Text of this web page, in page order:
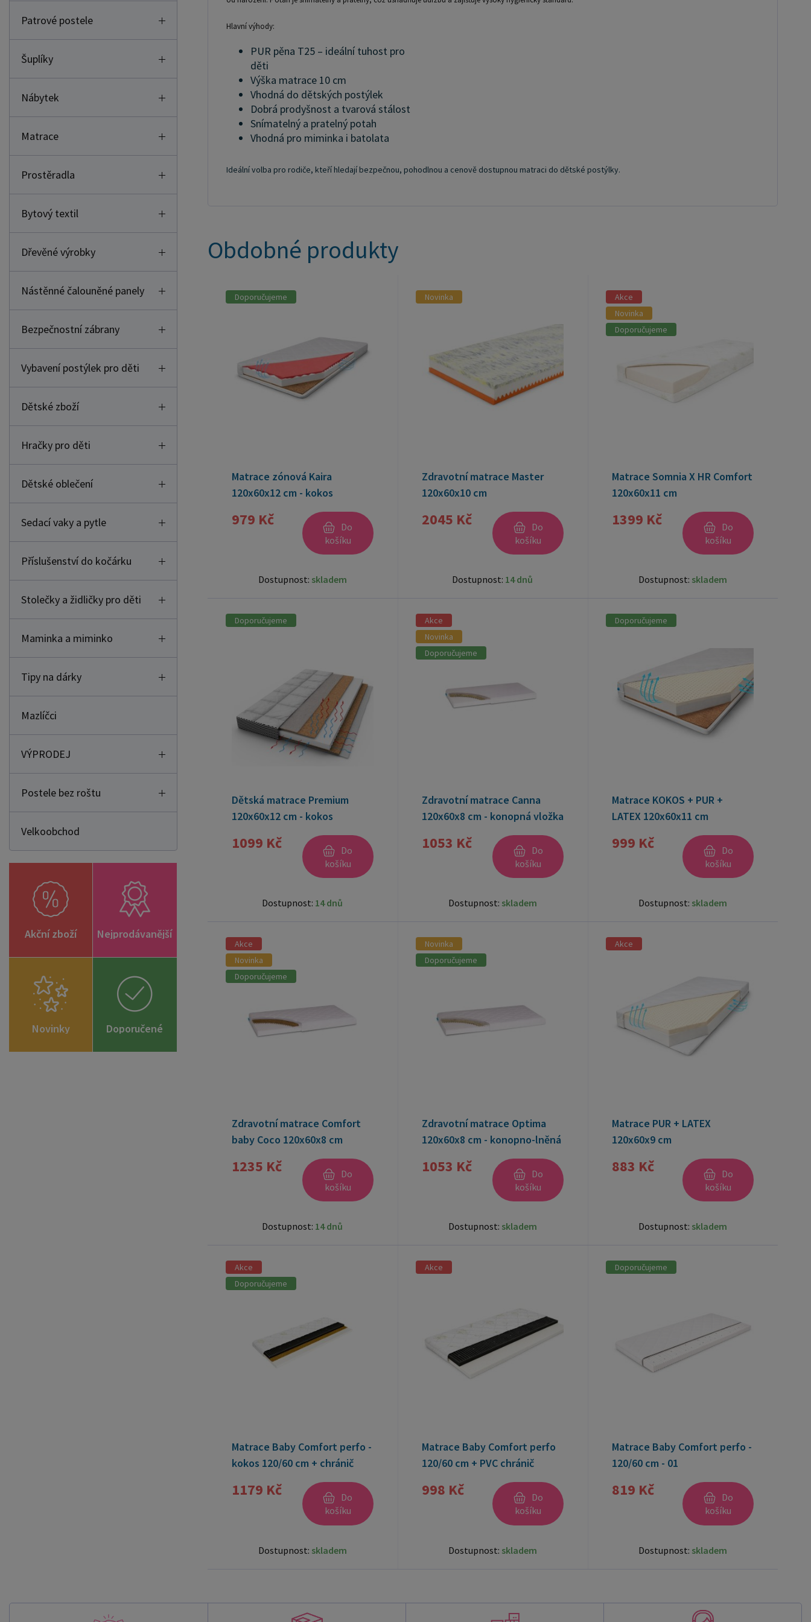
Patrové postele
Šuplíky
Nábytek
Matrace
Prostěradla
Bytový textil
Dřevěné výrobky
Nástěnné čalouněné panely
Bezpečnostní zábrany
Vybavení postýlek pro děti
Dětské zboží
Hračky pro děti
Dětské oblečení
Sedací vaky a pytle
Příslušenství do kočárku
Stolečky a židličky pro děti
Maminka a miminko
Tipy na dárky
Mazlíčci
VÝPRODEJ
Postele bez roštu
Velkoobchod
Akční zboží Nejprodávanější
Novinky
Doporučené
zboží
Hlavní výhody:
PUR pěna T25 – ideální tuhost pro
děti
Výška matrace 10 cm
Vhodná do dětských postýlek
Dobrá prodyšnost a tvarová stálost
Snímatelný a pratelný potah
Vhodná pro miminka i batolata
Ideální volba pro rodiče, kteří hledají bezpečnou, pohodlnou a cenově dostupnou matraci do dětské postýlky.
Obdobné produkty
Doporučujeme
Matrace zónová Kaira
120x60x12 cm - kokos
979 Kč
Do
košíku
Dostupnost: skladem
Novinka
Zdravotní matrace Master
120x60x10 cm
2045 Kč
Do
košíku
Dostupnost: 14 dnů
Akce
Novinka
Doporučujeme
Matrace Somnia X HR Comfort
120x60x11 cm
1399 Kč
Do
košíku
Dostupnost: skladem
Doporučujeme
Dětská matrace Premium
120x60x12 cm - kokos
1099 Kč
Do
košíku
Dostupnost: 14 dnů
Akce
Novinka
Doporučujeme
Zdravotní matrace Canna
120x60x8 cm - konopná vložka
1053 Kč
Do
košíku
Dostupnost: skladem
Doporučujeme
Matrace KOKOS + PUR +
LATEX 120x60x11 cm
999 Kč
Do
košíku
Dostupnost: skladem
Akce
Novinka
Doporučujeme
Zdravotní matrace Comfort
baby Coco 120x60x8 cm
1235 Kč
Do
košíku
Dostupnost: 14 dnů
Novinka
Doporučujeme
Zdravotní matrace Optima
120x60x8 cm - konopno-lněná
1053 Kč
Do
košíku
Dostupnost: skladem
Akce
Matrace PUR + LATEX
120x60x9 cm
883 Kč
Do
košíku
Dostupnost: skladem
Akce
Doporučujeme
Matrace Baby Comfort perfo -
kokos 120/60 cm + chránič
1179 Kč
Do
košíku
Dostupnost: skladem
Akce
Matrace Baby Comfort perfo
120/60 cm + PVC chránič
998 Kč
Do
košíku
Dostupnost: skladem
Doporučujeme
Matrace Baby Comfort perfo -
120/60 cm - 01
819 Kč
Do
košíku
Dostupnost: skladem